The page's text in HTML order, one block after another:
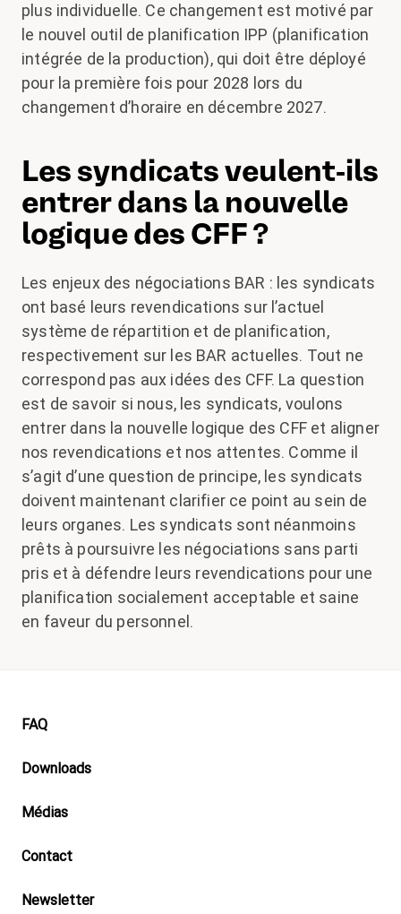
plus individuelle. Ce changement est motivé par
le nouvel outil de planification IPP (planification
intégrée de la production), qui doit être déployé
pour la première fois pour 2028 lors du
changement d’horaire en décembre 2027.
Les syndicats veulent-ils
entrer dans la nouvelle
logique des CFF ?
Les enjeux des négociations BAR : les syndicats
ont basé leurs revendications sur l’actuel
système de répartition et de planification,
respectivement sur les BAR actuelles. Tout ne
correspond pas aux idées des CFF. La question
est de savoir si nous, les syndicats, voulons
entrer dans la nouvelle logique des CFF et aligner
nos revendications et nos attentes. Comme il
s’agit d’une question de principe, les syndicats
doivent maintenant clarifier ce point au sein de
leurs organes. Les syndicats sont néanmoins
prêts à poursuivre les négociations sans parti
pris et à défendre leurs revendications pour une
planification socialement acceptable et saine
en faveur du personnel.
Footer
FAQ
Downloads
Médias
Contact
Newsletter